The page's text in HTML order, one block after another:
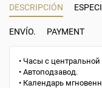
DESCRIPCIÓN
ENVÍO. PAYMENT
• Часы с
• Автоподзавод.
• Календарь